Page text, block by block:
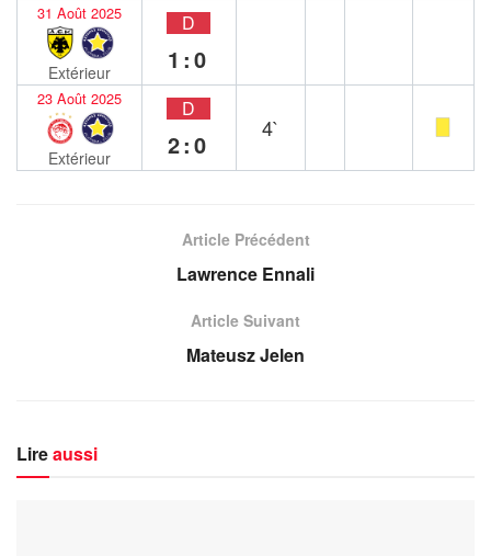
31 Août 2025
Extérieur
D
1:0
23 Août 2025
Extérieur
D
2:0
4`
Article Précédent
Lawrence Ennali
Article Suivant
Mateusz Jelen
Lireaussi